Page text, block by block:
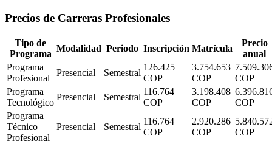
Precios de Carreras Profesionales
Tipo de
Programa
Modalidad Periodo Inscripción Matrícula
Precio
anual
Programa
Profesional
Presencial Semestral
126.425
COP
3.754.653
COP
COP
Programa
Tecnológico
Presencial Semestral
116.764
COP
3.198.408
COP
COP
Programa
Técnico
Profesional
Presencial Semestral
116.764
COP
2.920.286
COP
COP